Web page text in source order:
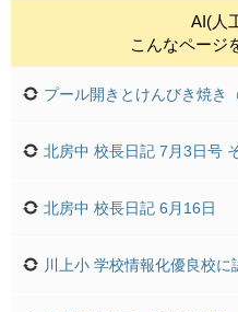
AI(人
こんなページ
プール開きとけんびき焼き
北房中 校長日記 7月3日号
北房中 校長日記 6月16日
川上小 学校情報化優良校に